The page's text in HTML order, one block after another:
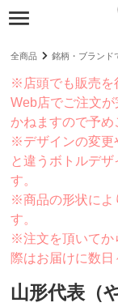
全商品 銘柄・ブランド
※店頭でも販売を
Web店でご注文
かねますので予め
※デザインの変更
と違うボトルデ
す。
※商品の形状によ
す。
※注文を頂いてか
際はお届けに数日
山形代表（